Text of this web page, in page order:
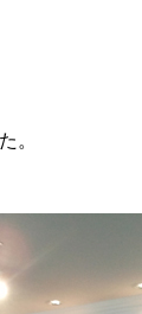
。